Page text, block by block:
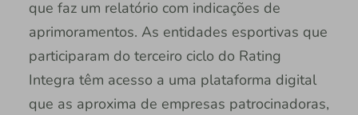
que faz um relatório com indicações de
aprimoramentos. As entidades esportivas que
participaram do terceiro ciclo do Rating
Integra têm acesso a uma plataforma digital
que as aproxima de empresas patrocinadoras,